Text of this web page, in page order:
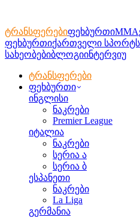
ტრანსფერებიფეხბურთიMMA
ფეხბურთიქართველი
სახეობებიბლოგიინტერვიუ
ტრანსფერები
ფეხბურთი
ინგლისი
ნაკრები
Premier League
იტალია
ნაკრები
სერია ა
სერია ბ
ესპანეთი
ნაკრები
La Liga
გერმანია